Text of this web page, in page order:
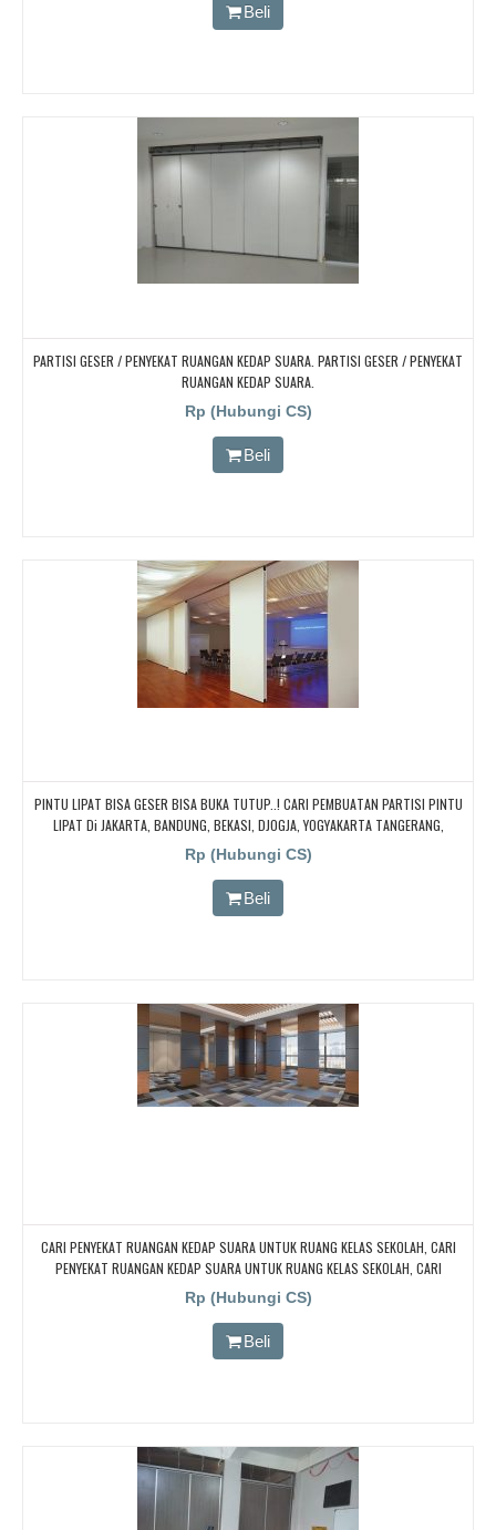
Beli
PARTISI GESER / PENYEKAT RUANGAN KEDAP SUARA. PARTISI GESER / PENYEKAT
RUANGAN KEDAP SUARA.
Rp (Hubungi CS)
Beli
PINTU LIPAT BISA GESER BISA BUKA TUTUP..! CARI PEMBUATAN PARTISI PINTU
LIPAT Di JAKARTA, BANDUNG, BEKASI, DJOGJA, YOGYAKARTA TANGERANG,
BOGOR,. BORNEO PABRIK PARTISI PINTU LIPAT, Pintu Lipat Kedap Suara
Rp (Hubungi CS)
Beli
CARI PENYEKAT RUANGAN KEDAP SUARA UNTUK RUANG KELAS SEKOLAH, CARI
PENYEKAT RUANGAN KEDAP SUARA UNTUK RUANG KELAS SEKOLAH, CARI
PENYEKAT RUANGAN KEDAP SUARA UNTUK RUANG KELAS SEKOLAH, CARI
PENYEKAT RUANGAN KEDAP SUARA UNTUK RUANG KELAS SEKOLAH
Rp (Hubungi CS)
Beli